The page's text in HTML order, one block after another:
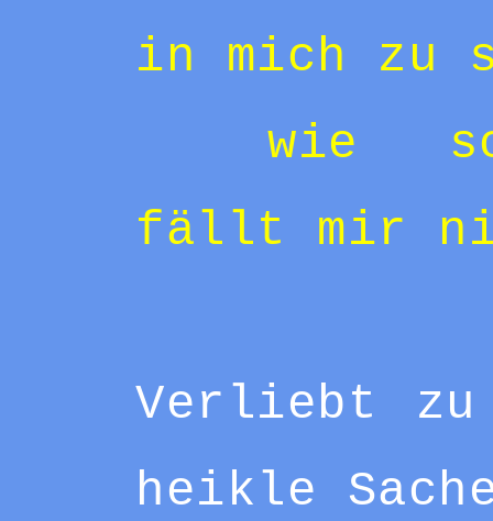
in mich zu
wie
fällt mir
Verliebt
heikle